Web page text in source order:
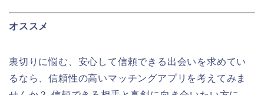
オススメ
裏切りに悩む、安心して信頼できる出会いを求めてい
るなら、信頼性の高いマッチングアプリを考えてみま